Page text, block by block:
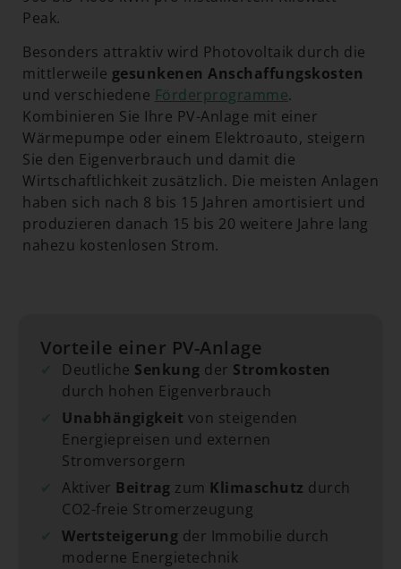
Peak.
Besonders attraktiv wird Photovoltaik durch die
mittlerweile gesunkenen Anschaffungskosten
und verschiedene Förderprogramme.
Kombinieren Sie Ihre PV-Anlage mit einer
Wärmepumpe oder einem Elektroauto, steigern
Sie den Eigenverbrauch und damit die
Wirtschaftlichkeit zusätzlich. Die meisten Anlagen
haben sich nach 8 bis 15 Jahren amortisiert und
produzieren danach 15 bis 20 weitere Jahre lang
nahezu kostenlosen Strom.
Vorteile einer PV-Anlage
Deutliche Senkung der Stromkosten
durch hohen Eigenverbrauch
Unabhängigkeit von steigenden
Energiepreisen und externen
Stromversorgern
Aktiver Beitrag zum Klimaschutz durch
CO2-freie Stromerzeugung
Wertsteigerung der Immobilie durch
moderne Energietechnik